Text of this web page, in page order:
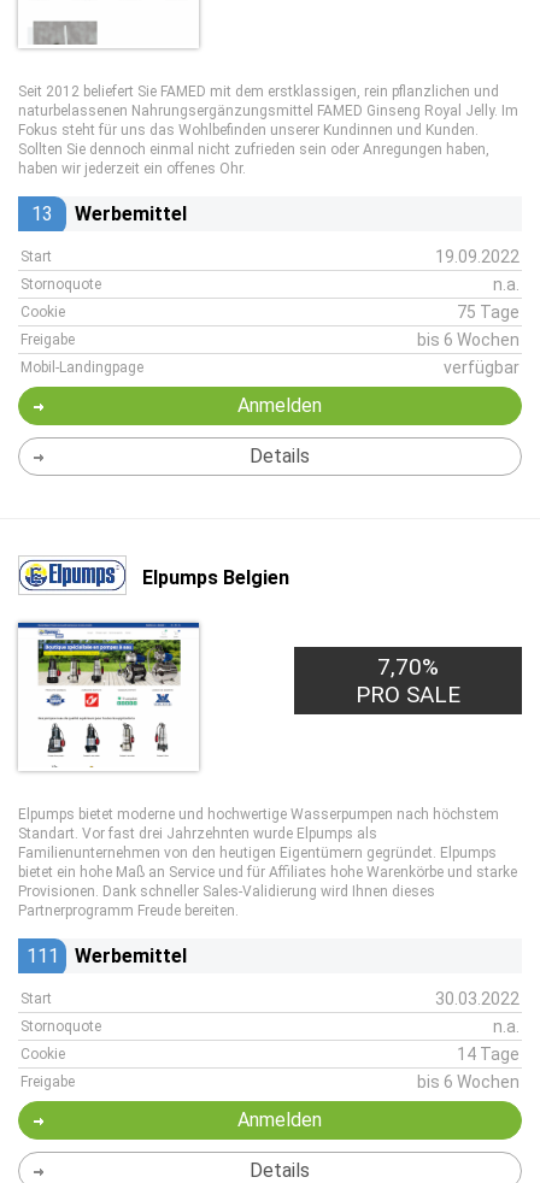
Seit 2012 beliefert Sie FAMED mit dem erstklassigen, rein pflanzlichen und
naturbelassenen Nahrungsergänzungsmittel FAMED Ginseng Royal Jelly. Im
Fokus steht für uns das Wohlbefinden unserer Kundinnen und Kunden.
Sollten Sie dennoch einmal nicht zufrieden sein oder Anregungen haben,
haben wir jederzeit ein offenes Ohr.
13 Werbemittel
Start 19.09.2022
Stornoquote n.a.
Cookie 75 Tage
Freigabe bis 6 Wochen
Mobil-Landingpage verfügbar
Anmelden
Details
Elpumps Belgien
7,70%
PRO SALE
Elpumps bietet moderne und hochwertige Wasserpumpen nach höchstem
Standart. Vor fast drei Jahrzehnten wurde Elpumps als
Familienunternehmen von den heutigen Eigentümern gegründet. Elpumps
bietet ein hohe Maß an Service und für Affiliates hohe Warenkörbe und starke
Provisionen. Dank schneller Sales-Validierung wird Ihnen dieses
Partnerprogramm Freude bereiten.
111 Werbemittel
Start 30.03.2022
Stornoquote n.a.
Cookie 14 Tage
Freigabe bis 6 Wochen
Anmelden
Details